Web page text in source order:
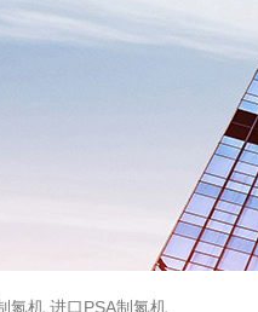
氮机,进口PSA制氮机